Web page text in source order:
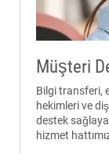
Müşteri
Bilgi transferi,
hekimleri ve
destek
hizmet